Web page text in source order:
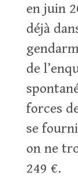
en juin
déjà
de
forces
se
on ne
249 €.